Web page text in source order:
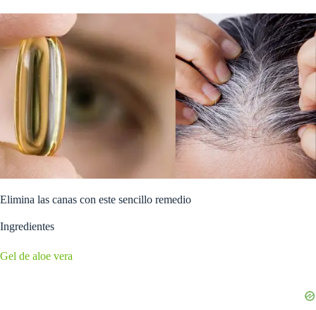
Elimina las canas con este sencillo remedio
Ingredientes
Gel de aloe vera